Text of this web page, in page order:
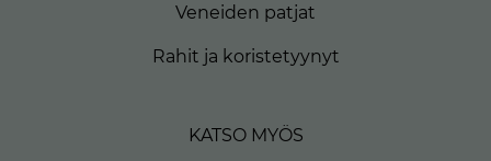
Veneiden patjat
Rahit ja koristetyynyt
KATSO MYÖS